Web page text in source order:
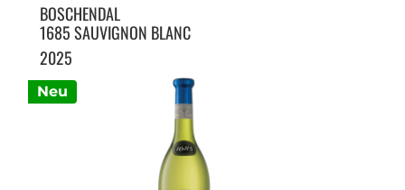
Neu
BOSCHENDAL
1685 SAUVIGNON BLANC
2025